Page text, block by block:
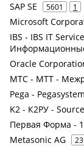
SAP SE 5601 1
Microsoft
IBS - IBS IT
Oracle
МТС - МТТ -
Pega -
K2 - К2РУ -
Первая Форма -
Metasonic AG 23